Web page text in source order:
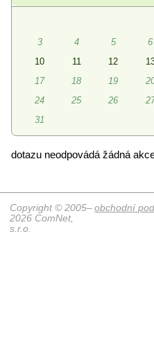
3
4 5 6
10
11 12
17
18 19
24
25 26
31
dotazu neodpovádá žádná
obchodní
Copyright © 2005–
2026 ComNet,
s.r.o.